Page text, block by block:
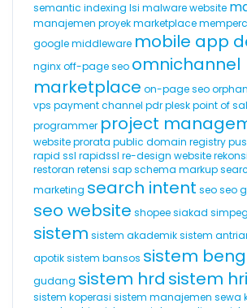
semantic indexing lsi malware website
manajemen proyekmarketplace
googlemiddleware mobile app
nginxoff-page seo omnichannel
marketplace on-page seo
vps payment channel pdrpleskpoint of
programmer project
websiteprorata public domain registry
rapid ssl rapidssl re-design website
restoran retensi sapschema markup
marketing search intent seoseo
seo website shopeesiakad simpeg
sistem sistem akademiksistem
apotiksistem bansos sistem
gudang sistem hrd sistem
sistem koperasi sistem manajemen sewa